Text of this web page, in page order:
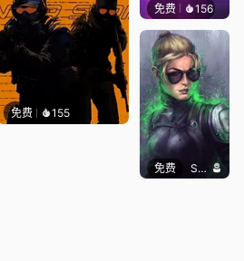
免费 155
免费 156Waffle
免费 SomethingEPIC